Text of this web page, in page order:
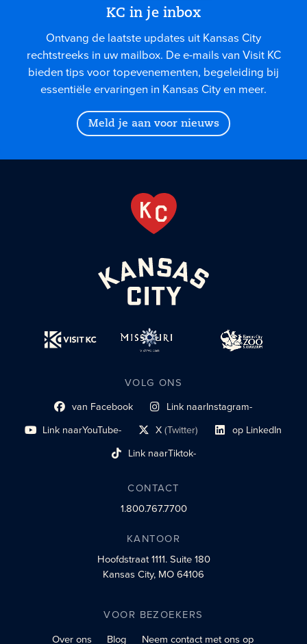
KC in je inbox
Ontvang de laatste updates uit Kansas City
rechtstreeks in uw mailbox. De e-mails van Visit KC
bieden tips voor topevenementen, begeleiding bij
essentiële ervaringen in Kansas City en meer.
Meld je aan voor nieuws
VOLG ONS
Link naar sociaal profiel
van Facebook Link naarInstagram-
sociaal profiel
Link naarYouTube-
sociaal profiel X(Twitter)
sociaal profiellink Link naar sociaal
op LinkedIn
Link naarTiktok-
sociaalprofiel
CONTACT
1.800.767.7700
KANTOOR
Hoofdstraat 1111.Suite 180
Kansas City, MO 64106
VOOR BEZOEKERS
Over ons
Blog Neem contact met ons op